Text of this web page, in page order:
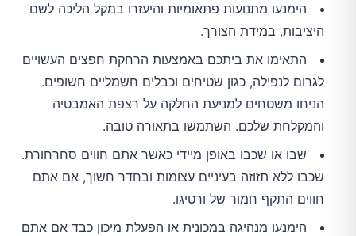
הימנעו מתנועות פתאומיות והיעזרו במקל הליכה לשם
היציבות, במידת הצורך.
התאימו את ביתכם באמצעות הרחקת חפצים העשויים
לגרום לנפילה, כגון שטיחים וכבלים חשמליים חשופים.
הניחו משטחים למניעת החלקה על רצפת האמבטיה
והמקלחת שלכם. השתמשו בתאורה טובה.
שבו או שכבו באופן מיידי כאשר אתם חווים סחרחורת.
שכבו ללא תזוזה בעיניים עצומות ובחדר חשוך, אם אתם
חווים התקף חמור של ורטיגו.
הימנעו מנהיגה במכונית או הפעלת מיכון כבד אם אתם